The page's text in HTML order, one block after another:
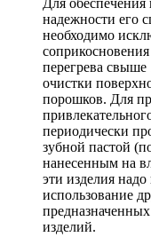
надежности его
необходимо
перегрева свыше
очистки
порошков. Для
периодически
зубной пастой
нанесенным на
эти изделия
использование
изделий.